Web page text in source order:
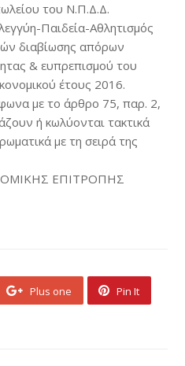
του Ν.Π.Δ.Δ.
Παιδεία-Αθλητισμός
διαβίωσης απόρων
& ευπρεπισμού του
έτους 2016.
με το άρθρο 75, παρ. 2,
ή κωλύονται τακτικά
με τη σειρά της
ΕΠΙΤΡΟΠΗΣ
Plus one Pin It